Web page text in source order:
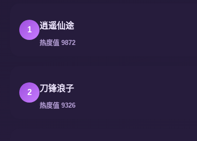
1 逍遥仙途
热度值 9872
2 刀锋浪子
热度值 9326